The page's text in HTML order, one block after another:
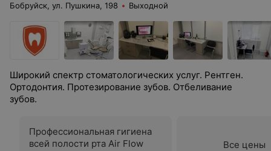
Бобруйск, ул. Пушкина, 198 Выходной
Широкий спектр стоматологических услуг. Рентген.
Ортодонтия. Протезирование зубов. Отбеливание
зубов.
Профессиональная гигиена
всей полости рта Air Flow
Все цены